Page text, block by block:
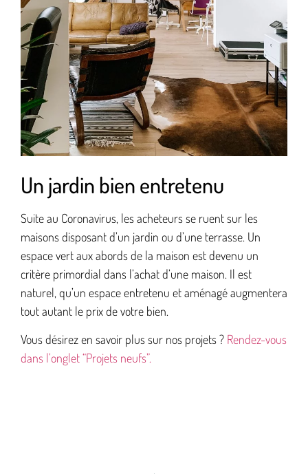
Un jardin bien entretenu
Suite au Coronavirus, les acheteurs se ruent sur les
maisons disposant d’un jardin ou d’une terrasse. Un
espace vert aux abords de la maison est devenu un
critère primordial dans l’achat d’une maison. Il est
naturel, qu’un espace entretenu et aménagé augmentera
tout autant le prix de votre bien.
Vous désirez en savoir plus sur nos projets ? Rendez-vous
dans l’onglet “Projets neufs”.